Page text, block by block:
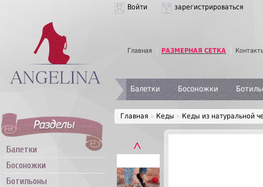
Войти зарегистрироваться
Главная РАЗМЕРНАЯ СЕТКА
Балетки Босоножки
Балетки
Босоножки
Ботильоны
Главная » Кеды » Кеды из натуральной
˄